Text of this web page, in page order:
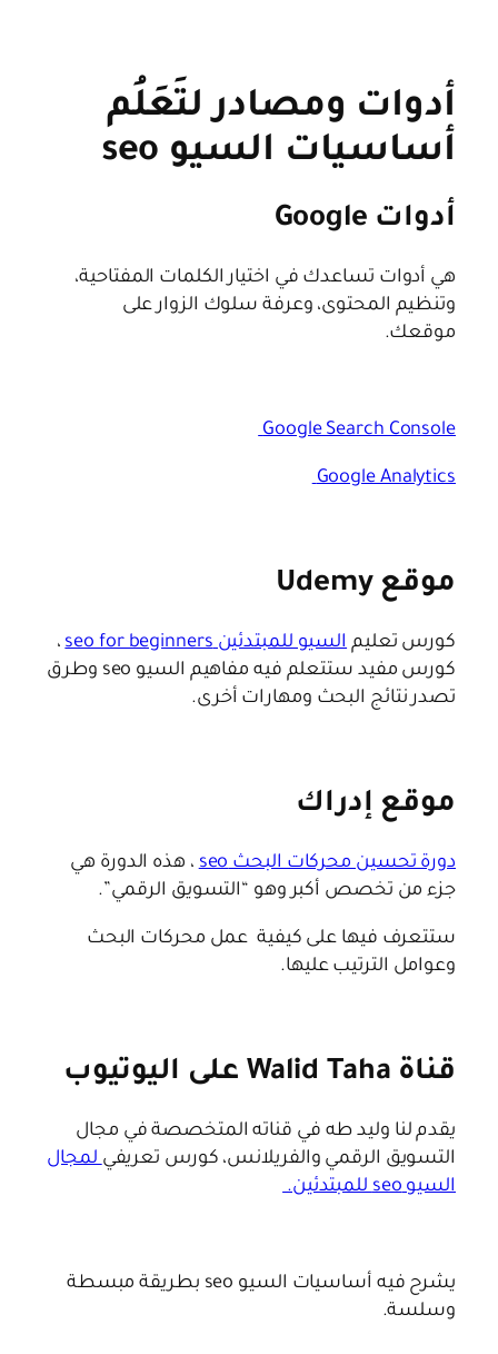
أدوات ومصادر لتَعَلُم
أساسيات السيو seo
أدوات Google
هي أدوات تساعدك في اختيار الكلمات المفتاحية،
وتنظيم المحتوى، وعرفة سلوك الزوار على
موقعك.
Google Search Console
Google Analytics
موقع Udemy
كورس تعليم السيو للمبتدئين seo for beginners
،
كورس مفيد ستتعلم فيه مفاهيم السيو seo وطرق
تصدر نتائج البحث ومهارات أخرى.
موقع إدراك
دورة تحسين محركات البحث seo
، هذه الدورة هي
جزء من تخصص أكبر وهو “التسويق الرقمي”.
ستتعرف فيها على كيفية عمل محركات البحث
وعوامل الترتيب عليها.
قناة Walid Taha على اليوتيوب
يقدم لنا وليد طه في قناته المتخصصة في مجال
التسويق الرقمي والفريلانس، كورس تعريفيلمجال
السيو seo للمبتدئين.
يشرح فيه أساسيات السيو seo بطريقة مبسطة
وسلسة.